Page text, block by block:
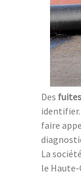
Des fuites
faire
La
le